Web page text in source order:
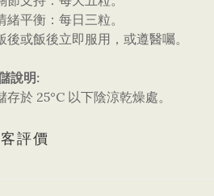
緒平衡：每日三粒。
後或飯後立即服用，或遵醫囑。
說明:
存於 25°C 以下陰涼乾燥處。
評價